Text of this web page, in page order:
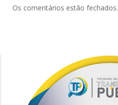
Os comentários estão fechados.